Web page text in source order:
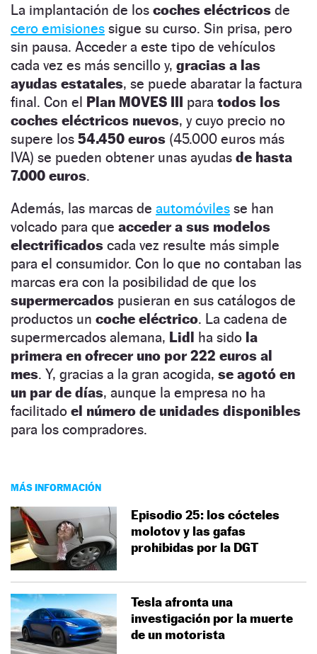
La implantación de los coches eléctricos de
cero emisiones sigue su curso. Sin prisa, pero
sin pausa. Acceder a este tipo de vehículos
cada vez es más sencillo y, gracias a las
ayudas estatales, se puede abaratar la factura
final. Con el Plan MOVES III para todos los
coches eléctricos nuevos, y cuyo precio no
supere los 54.450 euros (45.000 euros más
IVA) se pueden obtener unas ayudas de hasta
7.000 euros.
Además, las marcas de automóviles se han
volcado para que acceder a sus modelos
electrificados cada vez resulte más simple
para el consumidor. Con lo que no contaban las
marcas era con la posibilidad de que los
supermercados pusieran en sus catálogos de
productos un coche eléctrico. La cadena de
supermercados alemana, Lidl ha sido la
primera en ofrecer uno por 222 euros al
mes. Y, gracias a la gran acogida, se agotó en
un par de días, aunque la empresa no ha
facilitado el número de unidades disponibles
para los compradores.
MÁS INFORMACIÓN
Episodio 25: los cócteles
molotov y las gafas
prohibidas por la DGT
Tesla afronta una
investigación por la muerte
de un motorista